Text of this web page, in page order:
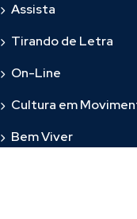
Assista
Tirando de Letra
On-Line
Cultura em
Bem Viver